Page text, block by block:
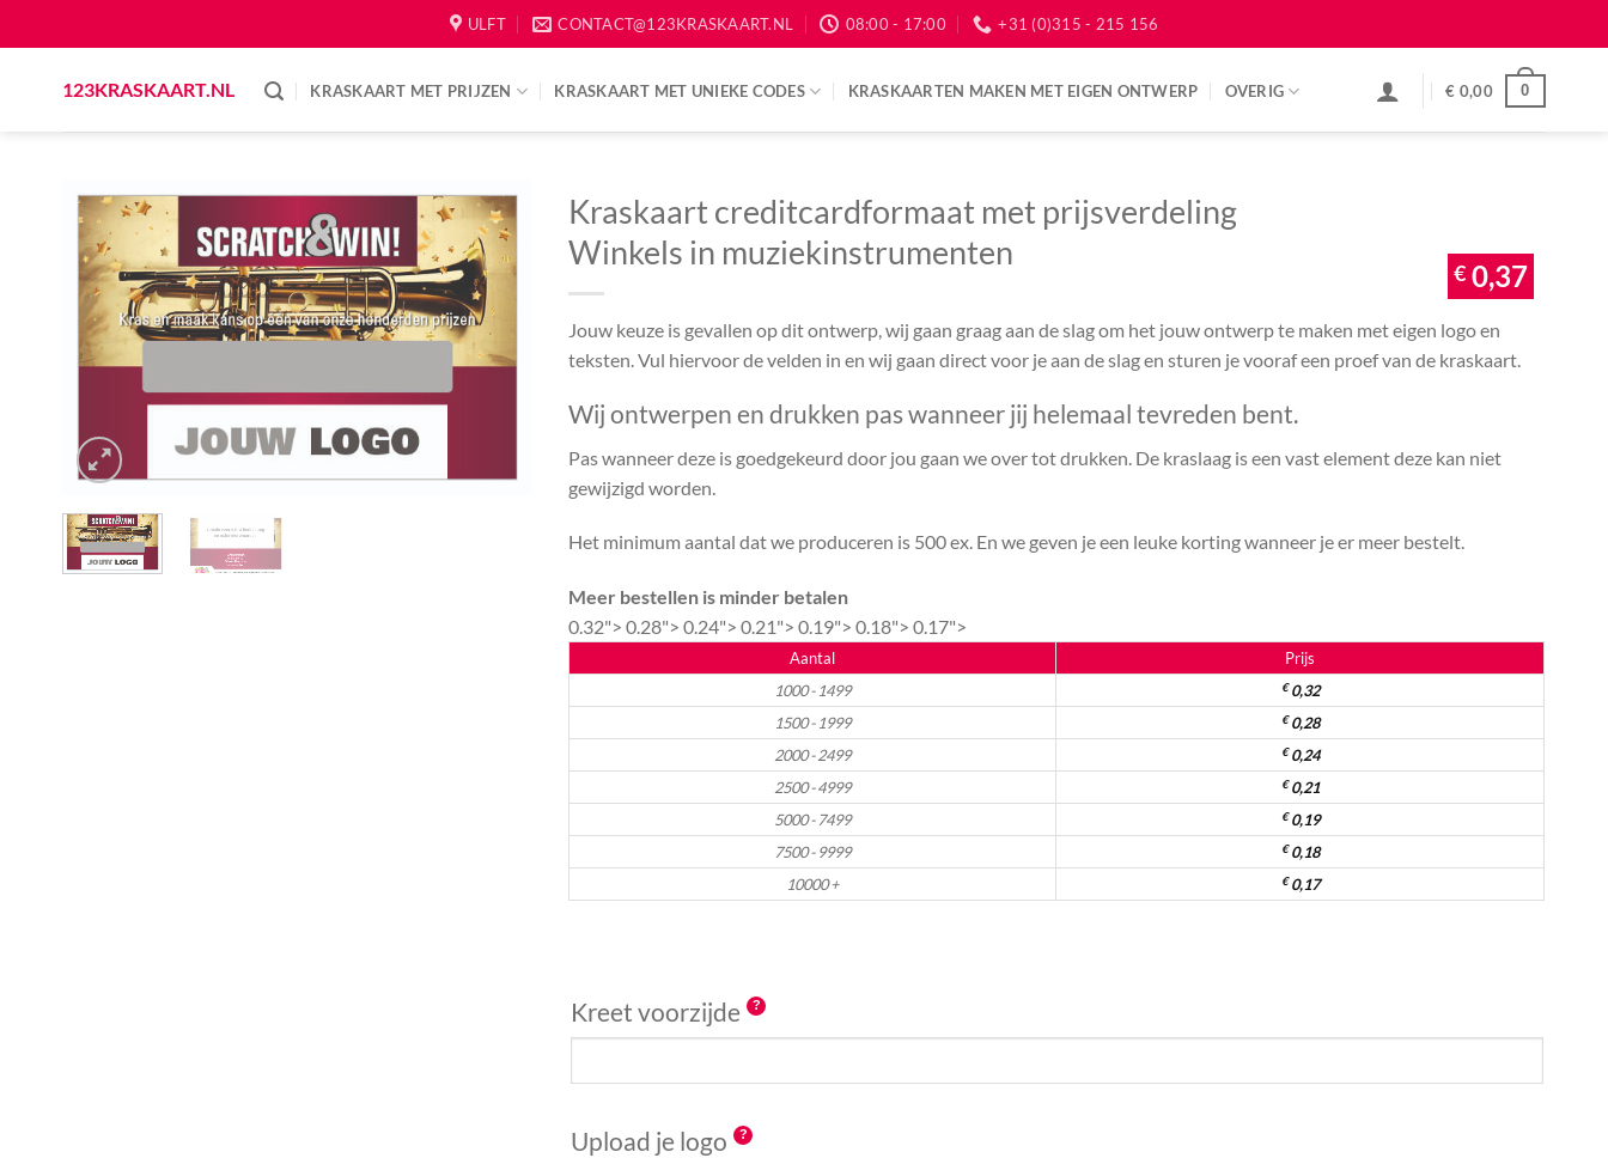
to
ULFT CONTACT@123KRASKAART.NL 08:00 - 17:00 +31 (0)315 - 215 156
123KRASKAART.NL KRASKAART MET PRIJZEN KRASKAART MET UNIEKE CODES KRASKAARTEN MAKEN MET EIGEN ONTWERP OVERIG € 0,00 0
Kraskaart creditcardformaat met prijsverdeling
Winkels in muziekinstrumenten
€0,37
Jouw keuze is gevallen op dit ontwerp, wij gaan graag aan de slag om het jouw ontwerp te maken met eigen logo en
teksten. Vul hiervoor de velden in en wij gaan direct voor je aan de slag en sturen je vooraf een proef van de kraskaart.
Wij ontwerpen en drukken pas wanneer jij helemaal tevreden bent.
Pas wanneer deze is goedgekeurd door jou gaan we over tot drukken. De kraslaag is een vast element deze kan niet
gewijzigd worden.
Het minimum aantal dat we produceren is 500 ex. En we geven je een leuke korting wanneer je er meer bestelt.
Meer bestellen is minder betalen
0.32">0.28">0.24">0.21">0.19">0.18">0.17">
Aantal
Prijs
1000 - 1499
€0,32
1500 - 1999
€0,28
2000 - 2499
€0,24
2500 - 4999
€0,21
5000 - 7499
€0,19
7500 - 9999
€0,18
10000 +
€0,17
Kreet voorzijde
Upload je logo